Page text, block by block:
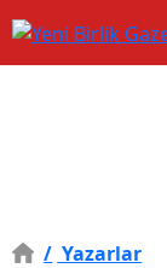
/ Yazarlar